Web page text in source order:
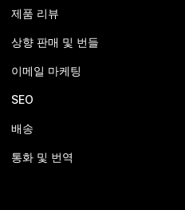
제품 리뷰
상향 판매 및 번들
이메일 마케팅
SEO
배송
통화 및 번역